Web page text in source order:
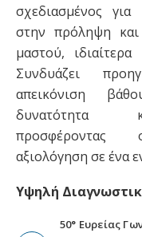
σχεδιασμένος για
στην πρόληψη
μαστού,
Συνδυάζει
απεικόνιση
δυνατότητα
προσφέροντας
αξιολόγηση σε ένα
Υψηλή
50° Ευρείας